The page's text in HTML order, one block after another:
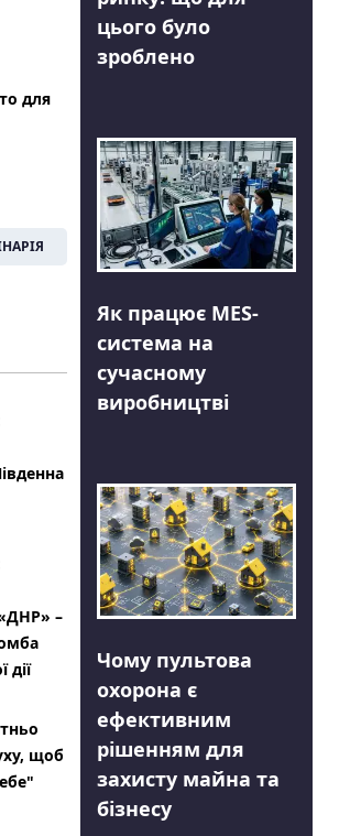
для
–
дії
щоб
цього було
зроблено
Як працює MES-
система на
сучасному
виробництві
Чому пультова
охорона є
ефективним
рішенням для
захисту майна та
бізнесу